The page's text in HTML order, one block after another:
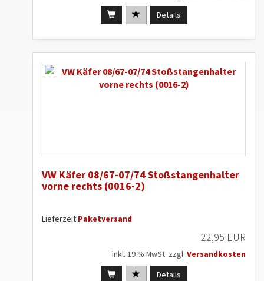
Details
VW Käfer 08/67-07/74 Stoßstangenhalter
vorne rechts (0016-2)
Lieferzeit:Paketversand
22,95 EUR
inkl. 19 % MwSt. zzgl. Versandkosten
Details